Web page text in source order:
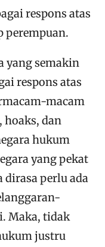
respons atas
perempuan.
yang semakin
respons atas
macam
dan
hukum
yang pekat
dirasa perlu ada
Maka, tidak
justru